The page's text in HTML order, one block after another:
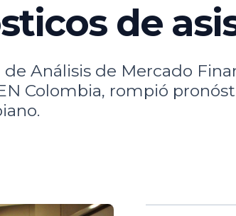
de
Análisis de Mercado
Colombia, rompió